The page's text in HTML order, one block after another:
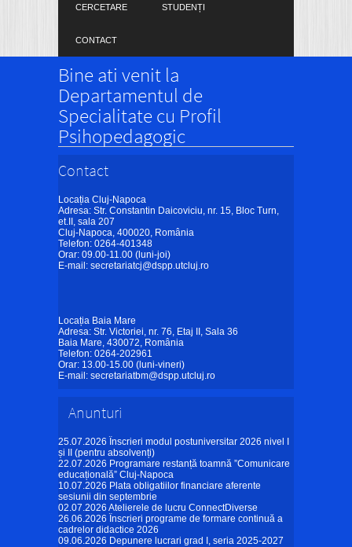
CERCETARE STUDENȚI
CONTACT
Bine ati venit la
Departamentul de
Specialitate cu Profil
Psihopedagogic
Contact
Locația Cluj-Napoca
Adresa: Str. Constantin Daicoviciu, nr. 15, Bloc Turn,
et.II, sala 207
Cluj-Napoca, 400020, România
Telefon: 0264-401348
Orar: 09.00-11.00 (luni-joi)
E-mail: secretariatcj@dspp.utcluj.ro
Locația Baia Mare
Adresa: Str. Victoriei, nr. 76, Etaj II, Sala 36
Baia Mare, 430072, România
Telefon: 0264-202961
Orar: 13.00-15.00 (luni-vineri)
E-mail: secretariatbm@dspp.utcluj.ro
Anunturi
25.07.2026 Înscrieri modul postuniversitar 2026 nivel I
și II (pentru absolvenți)
22.07.2026 Programare restanță toamnă ”Comunicare
educațională” Cluj-Napoca
10.07.2026 Plata obligatiilor financiare aferente
sesiunii din septembrie
02.07.2026 Atelierele de lucru ConnectDiverse
26.06.2026 Înscrieri programe de formare continuă a
cadrelor didactice 2026
09.06.2026 Depunere lucrari grad I, seria 2025-2027